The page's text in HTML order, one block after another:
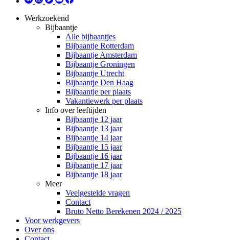
Werkzoekend
Bijbaantje
Alle bijbaantjes
Bijbaantje Rotterdam
Bijbaantje Amsterdam
Bijbaantje Groningen
Bijbaantje Utrecht
Bijbaantje Den Haag
Bijbaantje per plaats
Vakantiewerk per plaats
Info over leeftijden
Bijbaantje 12 jaar
Bijbaantje 13 jaar
Bijbaantje 14 jaar
Bijbaantje 15 jaar
Bijbaantje 16 jaar
Bijbaantje 17 jaar
Bijbaantje 18 jaar
Meer
Veelgestelde vragen
Contact
Bruto Netto Berekenen 2024 / 2025
Voor werkgevers
Over ons